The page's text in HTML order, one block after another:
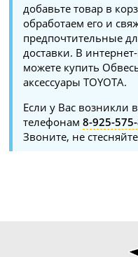
добавьте товар в
обработаем его и
предпочтительные
доставки. В
можете купить
аксессуары TOYOTA.
Если у Вас возникли
телефонам8-925-
Звоните, не